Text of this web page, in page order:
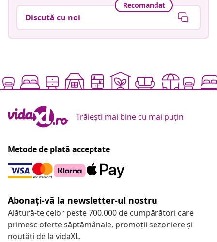
Recomandat
Discută cu noi
Trăiești mai bine cu mai puțin
Metode de plată acceptate
Abonați-vă la newsletter-ul nostru
Alătură-te celor peste 700.000 de cumpărători care
primesc oferte săptămânale, promoții sezoniere și
noutăți de la vidaXL.